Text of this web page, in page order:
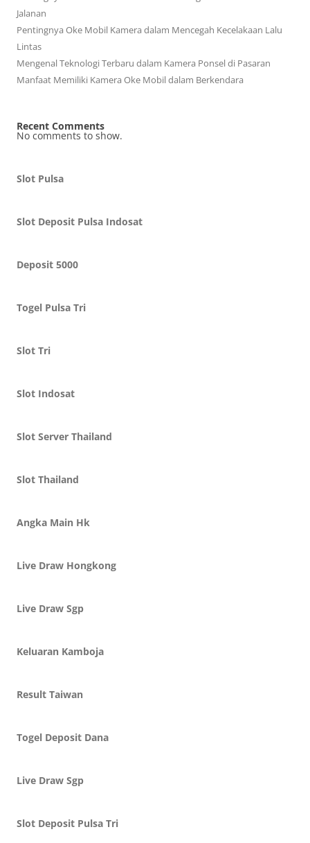
Jalanan
Pentingnya Oke Mobil Kamera dalam Mencegah Kecelakaan Lalu
Lintas
Mengenal Teknologi Terbaru dalam Kamera Ponsel di Pasaran
Manfaat Memiliki Kamera Oke Mobil dalam Berkendara
Recent Comments
No comments to show.
Slot Pulsa
Slot Deposit Pulsa Indosat
Deposit 5000
Togel Pulsa Tri
Slot Tri
Slot Indosat
Slot Server Thailand
Slot Thailand
Angka Main Hk
Live Draw Hongkong
Live Draw Sgp
Keluaran Kamboja
Result Taiwan
Togel Deposit Dana
Live Draw Sgp
Slot Deposit Pulsa Tri